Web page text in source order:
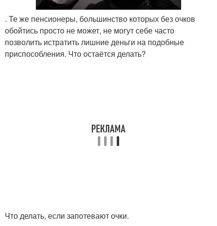
. Те же пенсионеры, большинство которых без очков
обойтись просто не может, не могут себе часто
позволить истратить лишние деньги на подобные
приспособления. Что остаётся делать?
Что делать, если запотевают очки.